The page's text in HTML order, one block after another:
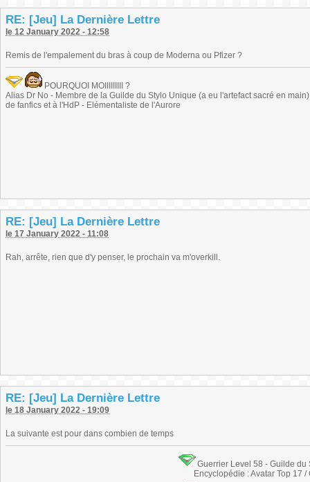
RE: [Jeu] La Dernière Lettre
le 12 January 2022 - 12:58
Remis de l'empalement du bras à coup de Moderna ou Pfizer ?
POURQUOI MOIIIIIIIII ?
Alias Dr No - Membre de la Guilde du Stylo Unique (a eu l'artefact sacré en
de fanfics et à l'HdP - Elémentaliste de l'Aurore
RE: [Jeu] La Dernière Lettre
le 17 January 2022 - 11:08
Rah, arrête, rien que d'y penser, le prochain va m'overkill.
RE: [Jeu] La Dernière Lettre
le 18 January 2022 - 19:09
La suivante est pour dans combien de temps
Guerrier Level 58 - Guilde
Encyclopédie : Avatar Top 17 /